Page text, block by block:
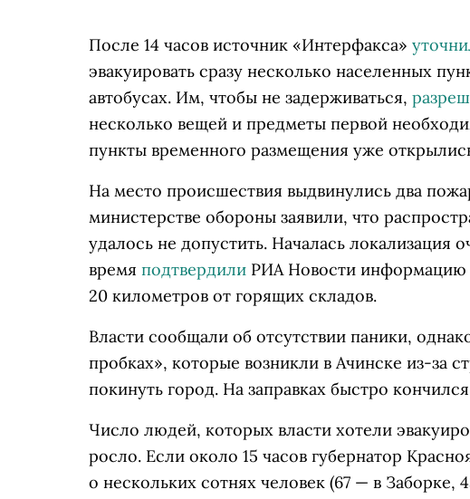
После 14 часов источник «Интерфакса»
эвакуировать сразу несколько населенных
автобусах. Им, чтобы не задерживаться,
несколько вещей и предметы первой
пункты временного размещения уже
На место происшествия выдвинулись два
министерстве обороны заявили, что
удалось не допустить. Началась локализация
время подтвердили РИА Новости информацию
20 километров от горящих складов.
Власти сообщали об отсутствии паники,
пробках», которые возникли в Ачинске из-за
покинуть город. На заправках быстро
Число людей, которых власти хотели
росло. Если около 15 часов губернатор
о нескольких сотнях человек (67 — в